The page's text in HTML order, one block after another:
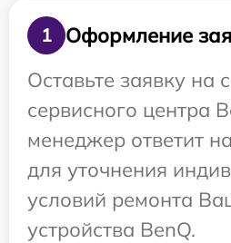
1
Оформление
Оставьте заявку на
сервисного центра
менеджер ответит
для уточнения
условий ремонта
устройства BenQ.